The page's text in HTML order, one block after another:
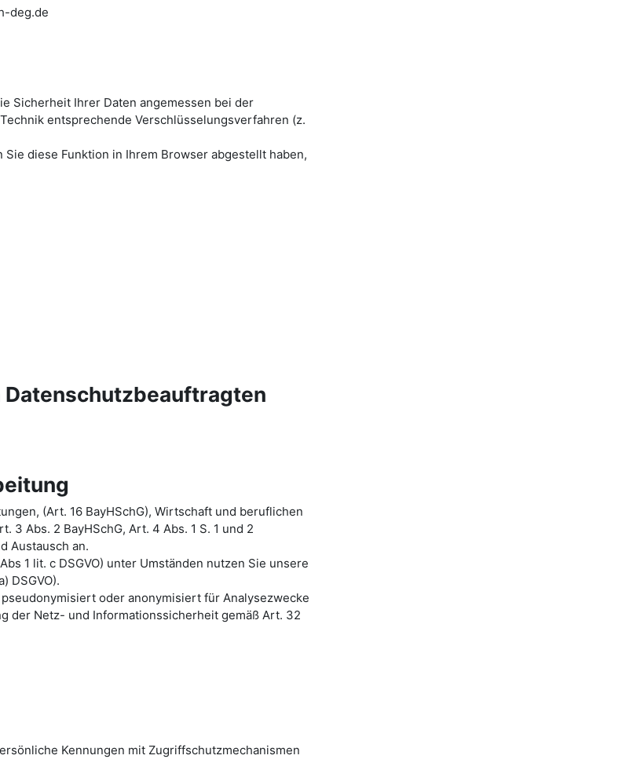
deg.de
Sicherheit Ihrer Daten angemessen bei der
entsprechende Verschlüsselungsverfahren (z.
diese Funktion in Ihrem Browser abgestellt haben,
(Art. 16 BayHSchG), Wirtschaft und beruflichen
3 Abs. 2 BayHSchG, Art. 4 Abs. 1 S. 1 und 2
Austausch an.
1 lit. c DSGVO) unter Umständen nutzen Sie unsere
DSGVO).
oder anonymisiert für Analysezwecke
der Netz- und Informationssicherheit gemäß Art. 32
Kennungen mit Zugriffschutzmechanismen